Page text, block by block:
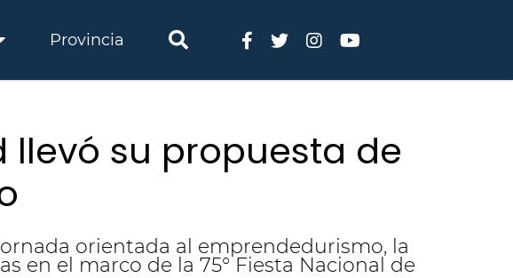
Provincia
llevó su propuesta de
orientada al emprendedurismo, la
en el marco de la 75° Fiesta Nacional de